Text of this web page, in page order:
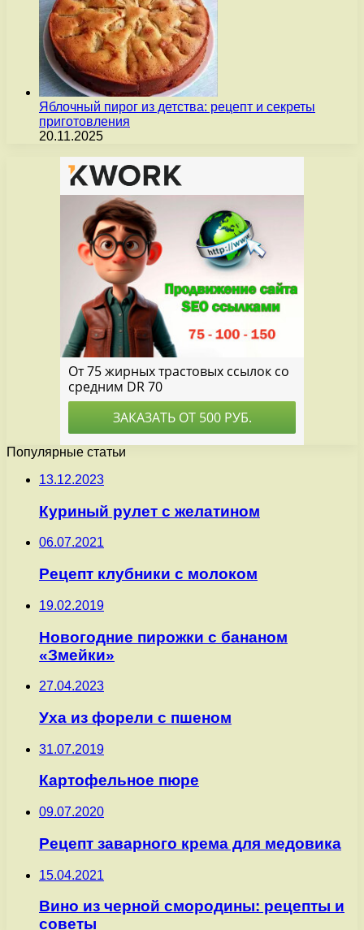
Яблочный пирог из детства: рецепт и секреты
приготовления
20.11.2025
Популярные статьи
13.12.2023
Куриный рулет с желатином
06.07.2021
Рецепт клубники с молоком
19.02.2019
Новогодние пирожки с бананом
«Змейки»
27.04.2023
Уха из форели с пшеном
31.07.2019
Картофельное пюре
09.07.2020
Рецепт заварного крема для медовика
15.04.2021
Вино из черной смородины: рецепты и
советы